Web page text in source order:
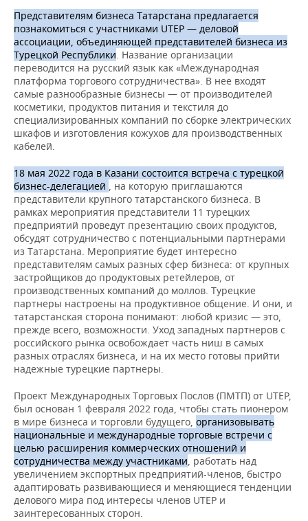
НЕФТЬ
ОПК
ЭНЕРГЕТИКА
РОЗНИЧНАЯ ТОРГОВЛЯ
ТРАНСПОРТ
УСЛУГИ
НОВОСТИ ТЕХНОЛОГИЙ
IT
МЕДИА
ТЕЛЕКОММУНИКАЦИИ
МЕРОПРИЯТИЯ
НОВОСТИ МЕРОПРИЯТИЙ
ВЫЕЗДНАЯ РЕДАКЦИЯ
БИЗНЕС-БРАНЧИ
ONLINE-КОНФЕРЕНЦИИ
ОТКРЫТАЯ ЛЕКЦИЯ
СПОРТ
НОВОСТИ СПОРТА
ФУТБОЛ
ХОККЕЙ
БАСКЕТБОЛ
ВОЛЕЙБОЛ
КИБЕРСПОРТ
ФИГУРНОЕ КАТАНИЕ
ВОДНЫЕ ВИДЫ СПОРТА
ХОККЕЙ С МЯЧОМ
ОБЩЕСТВО
НОВОСТИ ОБЩЕСТВА
ВЛАСТЬ
ИНФРАСТРУКТУРА
ИСТОРИЯ
КУЛЬТУРА
МЕДИЦИНА
ОБРАЗОВАНИЕ
ПРОИСШЕСТВИЯ
ФОТОГАЛЕРЕЯ
СЮЖЕТЫ
СПРАВОЧНИК
СПИСОК ПЕРСОН
СПИСОК КОМПАНИЙ
ПОЛНАЯ ВЕРСИЯ
Представителям бизнеса Татарстана предлагается
познакомиться с участниками UTEP — деловой
ассоциации, объединяющей представителей бизнеса из
Турецкой Республики. Название организации
переводится на русский язык как «Международная
платформа торгового сотрудничества». В нее входят
самые разнообразные бизнесы — от производителей
косметики, продуктов питания и текстиля до
специализированных компаний по сборке электрических
шкафов и изготовления кожухов для производственных
кабелей.
18 мая 2022 года в Казани состоится встреча с турецкой
бизнес-делегацией , на которую приглашаются
представители крупного татарстанского бизнеса. В
рамках мероприятия представители 11 турецких
предприятий проведут презентацию своих продуктов,
обсудят сотрудничество с потенциальными партнерами
из Татарстана. Мероприятие будет интересно
представителям самых разных сфер бизнеса: от крупных
застройщиков до продуктовых ретейлеров, от
производственных компаний до моллов. Турецкие
партнеры настроены на продуктивное общение. И они, и
татарстанская сторона понимают: любой кризис — это,
прежде всего, возможности. Уход западных партнеров с
российского рынка освобождает часть ниш в самых
разных отраслях бизнеса, и на их место готовы прийти
надежные турецкие партнеры.
Проект Международных Торговых Послов (ПМТП) от UTEP,
был основан 1 февраля 2022 года, чтобы стать пионером
в мире бизнеса и торговли будущего, организовывать
национальные и международные торговые встречи с
целью расширения коммерческих отношений и
сотрудничества между участниками, работать над
увеличением экспортных предприятий-членов, быстро
адаптировать развивающиеся и меняющиеся тенденции
делового мира под интересы членов UTEP и
заинтересованных сторон.